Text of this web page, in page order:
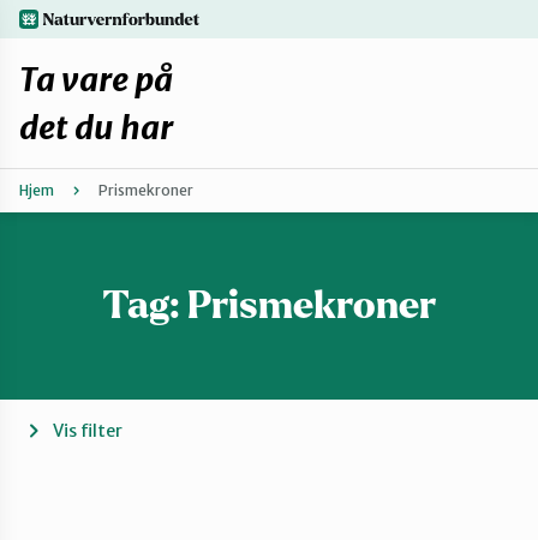
Hopp
til
hovedinnhold
Fiksetips
Forbehold
naturvernforbundet.no
Ta vare på
det du har
Hjem Prismekroner
Tag: Prismekroner
Vis filter